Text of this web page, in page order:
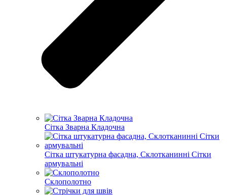
Сітка Зварна Кладочна
Сітка штукатурна фасадна, Склотканинні Сітки
армувальні
Склополотно